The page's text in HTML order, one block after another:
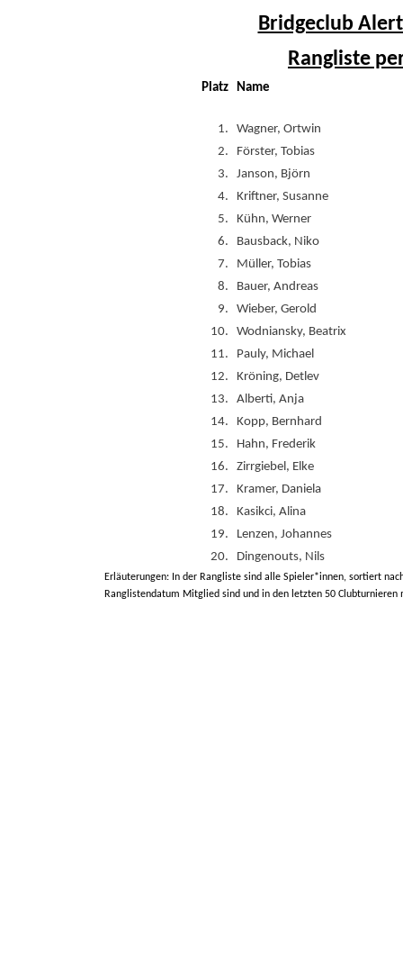
Bridgeclub
Rangliste
Platz Name
1.
Wagner, Ortwin
2.
Förster, Tobias
3.
Janson, Björn
4.
Kriftner, Susanne
5.
Kühn, Werner
6.
Bausback, Niko
7.
Müller, Tobias
8.
Bauer, Andreas
9.
Wieber, Gerold
10.
Wodniansky, Beatrix
11.
Pauly, Michael
12.
Kröning, Detlev
13.
Alberti, Anja
14.
Kopp, Bernhard
15.
Hahn, Frederik
16.
Zirrgiebel, Elke
17.
Kramer, Daniela
18.
Kasikci, Alina
19.
Lenzen, Johannes
20.
Dingenouts, Nils
Erläuterungen: In der Rangliste sind alle Spieler*innen, sortiert
Ranglistendatum Mitglied sind und in den letzten 50 Clubturnieren